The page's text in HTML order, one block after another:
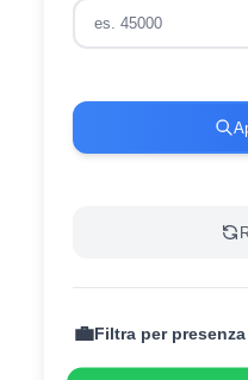
💼Filtra per